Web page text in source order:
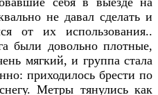
не давал сделать и
от их использования..
были довольно плотные,
мягкий, и группа стала
приходилось брести по
Метры тянулись как